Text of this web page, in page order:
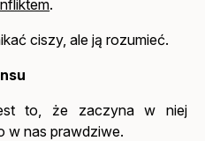
.
ciszy, ale ją rozumieć.
to, że zaczyna w niej
w nas prawdziwe.